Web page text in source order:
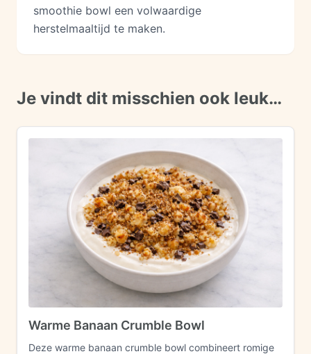
smoothie bowl een volwaardige
herstelmaaltijd te maken.
Je vindt dit misschien ook leuk…
Warme Banaan Crumble Bowl
Deze warme banaan crumble bowl combineert romige